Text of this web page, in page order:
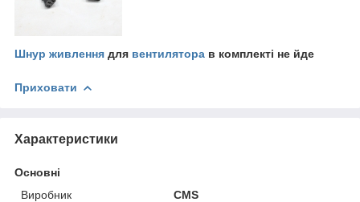
Шнур живлення для вентилятора в комплекті не йде
Приховати
Характеристики
Основні
Виробник
CMS